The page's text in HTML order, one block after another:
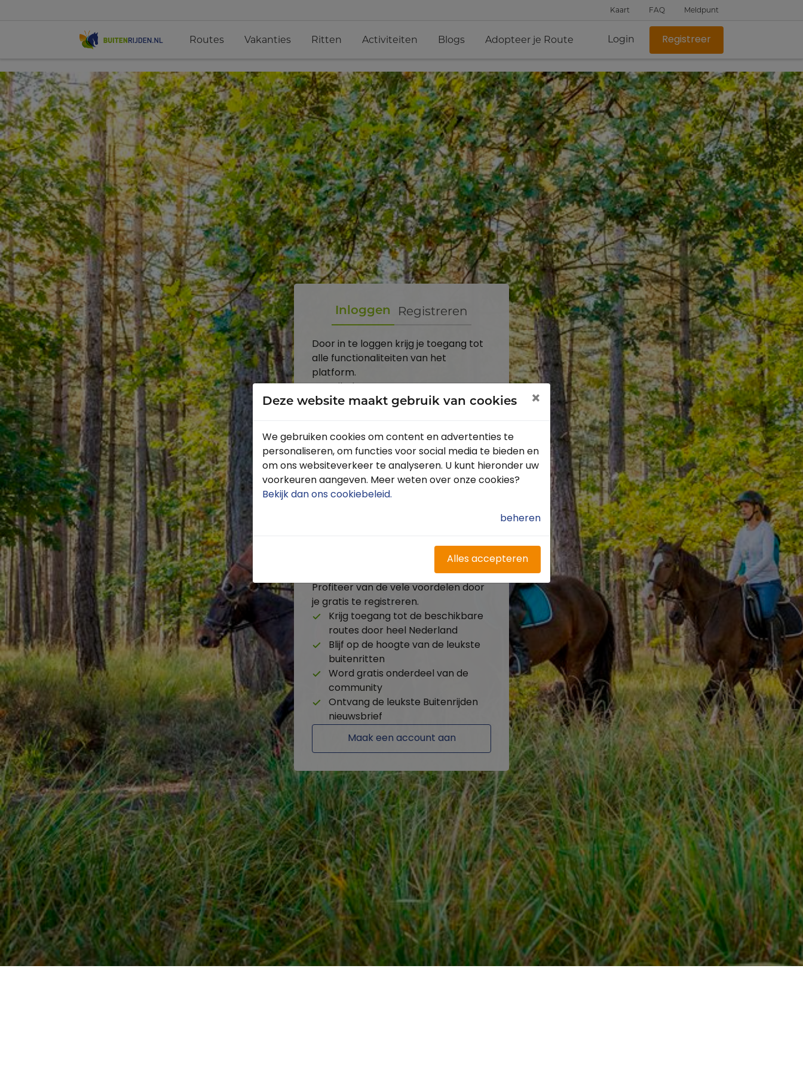
Kaart FAQ Meldpunt
Routes Vakanties Ritten Activiteiten Blogs Adopteer je Route Login Registreer
Inloggen Registreren
Door in te loggen krijg je toegang tot
alle functionaliteiten van het
platform.
Toon
Inloggen
Wachtwoord vergeten?
Heb je nog geen account?
Profiteer van de vele voordelen door
je gratis te registreren.
Krijg toegang tot de beschikbare
routes door heel Nederland
Blijf op de hoogte van de leukste
buitenritten
Word gratis onderdeel van de
community
Ontvang de leukste Buitenrijden
nieuwsbrief
Maak een account aan
Deze website maakt gebruik van cookies ×
We gebruiken cookies om content en advertenties te
personaliseren, om functies voor social media te bieden en
om ons websiteverkeer te analyseren. U kunt hieronder uw
voorkeuren aangeven. Meer weten over onze cookies?
Bekijk dan ons cookiebeleid.
beheren
Alles accepteren